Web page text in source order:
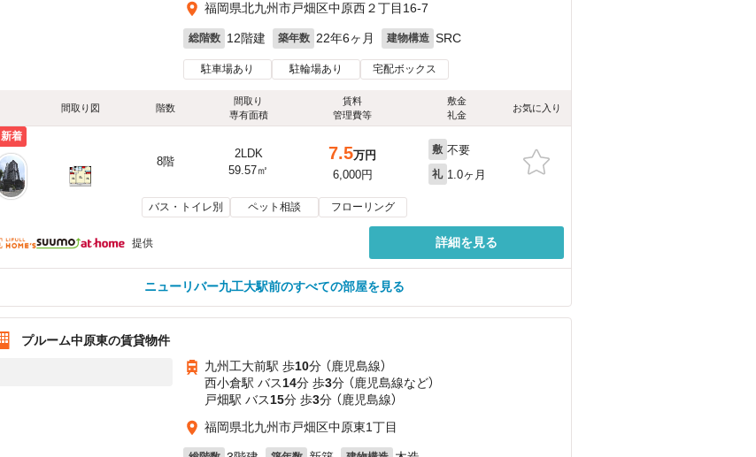
福岡県北九州市戸畑区中原西２丁目16-7
総階数 12階建 築年数 22年6ヶ月 建物構造 SRC
駐車場あり 駐輪場あり 宅配ボックス
間取り図 階数
間取り
専有面積
賃料
管理費等
敷金
礼金
お気に入り
新着
8階
2LDK
59.57㎡
7.5万円
6,000円
敷 不要
礼 1.0ヶ月
バス・トイレ別 ペット相談 フローリング
提供 詳細を見る
ニューリバー九工大駅前のすべての部屋を見る
プルーム中原東の賃貸物件
九州工大前駅 歩10分 （鹿児島線）
西小倉駅 バス14分 歩3分 （鹿児島線など）
戸畑駅 バス15分 歩3分 （鹿児島線）
福岡県北九州市戸畑区中原東1丁目